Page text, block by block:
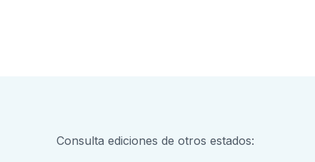
Consulta ediciones de otros estados: